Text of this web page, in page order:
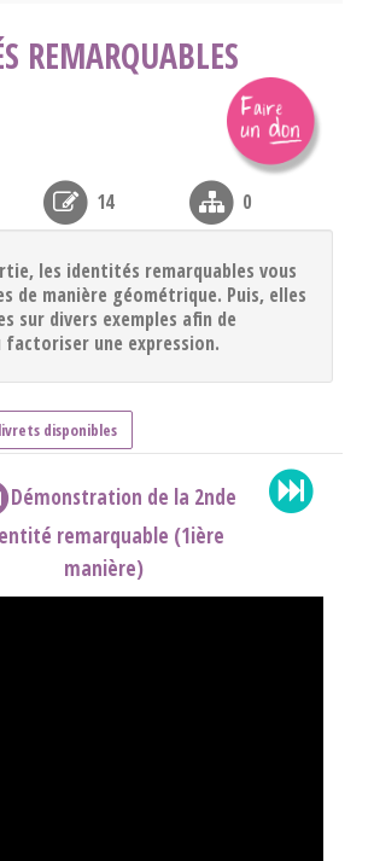
REMARQUABLES
14 0
les identités remarquables vous
de manière géométrique. Puis, elles
sur divers exemples afin de
factoriser une expression.
disponibles
Démonstration de la 2nde
remarquable (1ière
manière)